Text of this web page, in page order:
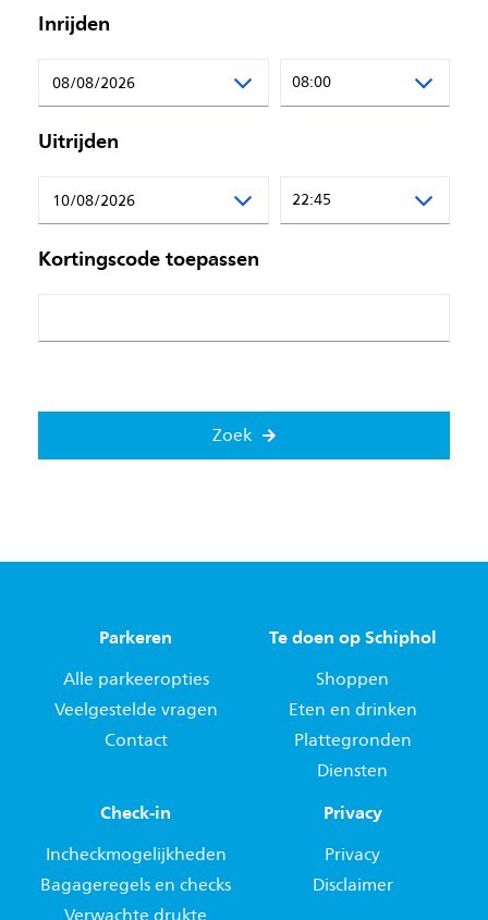
Inrijden
08:00
Uitrijden
22:45
Kortingscode toepassen
Zoek
Parkeren
Alle parkeeropties
Veelgestelde vragen
Contact
Te doen op Schiphol
Shoppen
Eten en drinken
Plattegronden
Diensten
Check-in
Incheckmogelijkheden
Bagageregels en checks
Verwachte drukte
Privacy
Privacy
Disclaimer